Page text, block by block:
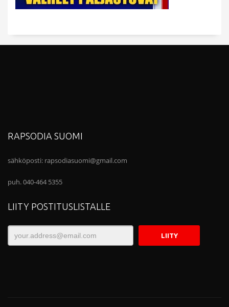
RAPSODIA SUOMI
sähköposti: rapsodiasuomi@gmail.com
puh. 040-464 5355
LIITY POSTITUSLISTALLE